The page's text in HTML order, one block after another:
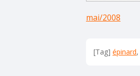
mai/2008
[Tag] épinard,